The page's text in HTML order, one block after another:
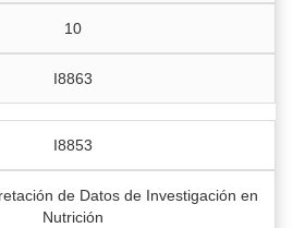
10
I8863
I8853
de Datos de Investigación en
Nutrición